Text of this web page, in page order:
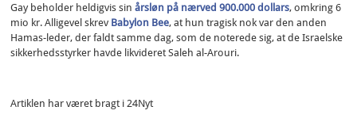
Gay beholder heldigvis sin årsløn på nærved 900.000 dollars, omkring 6
mio kr. Alligevel skrev Babylon Bee, at hun tragisk nok var den anden
Hamas-leder, der faldt samme dag, som de noterede sig, at de Israelske
sikkerhedsstyrker havde likvideret Saleh al-Arouri.
Artiklen har været bragt i 24Nyt